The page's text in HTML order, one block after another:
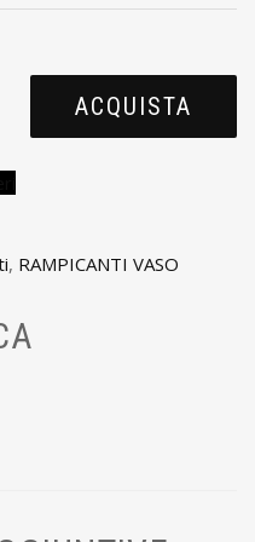
ACQUISTA
, RAMPICANTI VASO